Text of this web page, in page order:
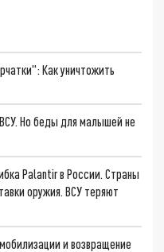
Как уничтожить
Но беды для малышей не
Palantir в России. Страны
оружия. ВСУ теряют
и возвращение